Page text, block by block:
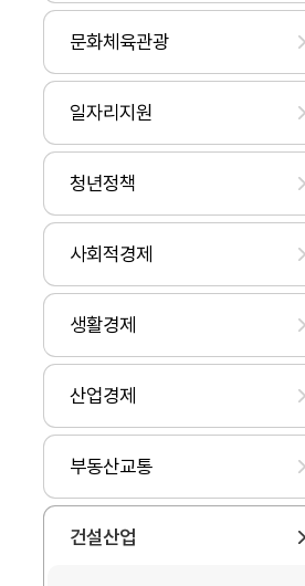
문화체육관광
일자리지원
청년정책
사회적경제
생활경제
산업경제
부동산교통
건설산업